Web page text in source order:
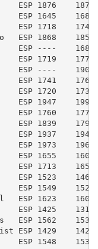
ESP 1876
ESP 1645
ESP 1718
ESP 1868
ESP ----
ESP 1719
ESP ----
ESP 1741
ESP 1720
ESP 1947
ESP 1760
ESP 1839
ESP 1937
ESP 1973
ESP 1655
ESP 1713
ESP 1523
ESP 1549
ESP 1623
ESP 1425
ESP 1562
ESP 1429
ESP 1548